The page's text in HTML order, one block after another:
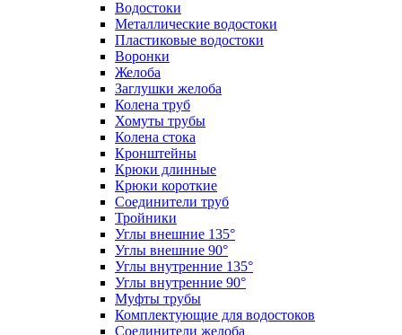
Водостоки
Металлические водостоки
Пластиковые водостоки
Воронки
Желоба
Заглушки желоба
Колена труб
Хомуты трубы
Колена стока
Кронштейны
Крюки длинные
Крюки короткие
Соединители труб
Тройники
Углы внешние 135°
Углы внешние 90°
Углы внутренние 135°
Углы внутренние 90°
Муфты трубы
Комплектующие для водостоков
Соединители желоба